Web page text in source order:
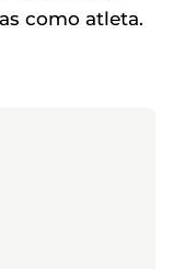
como atleta.